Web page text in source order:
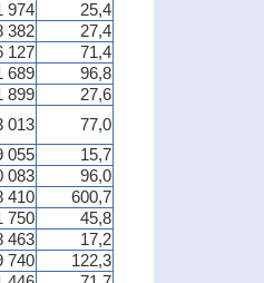
974
25,4
382
27,4
127
71,4
689
96,8
899
27,6
013
77,0
055
15,7
083
96,0
410
600,7
750
45,8
463
17,2
740
122,3